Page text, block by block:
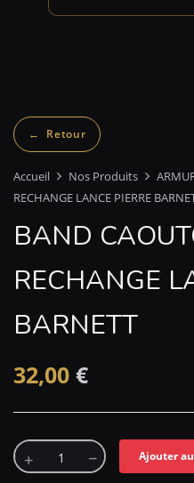
Accueil Nos Produits
RECHANGE LANCE PIERRE
BAND
RECHANGE
BARNETT
32,00 €
Ajouter